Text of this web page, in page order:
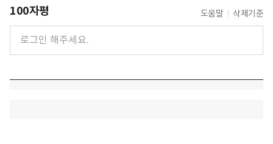
100자평 도움말 삭제기준